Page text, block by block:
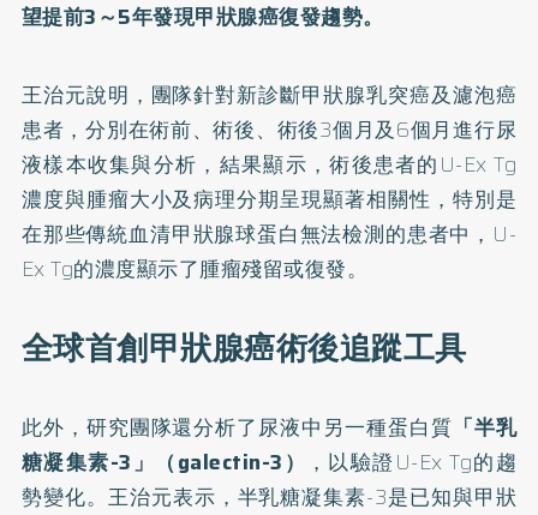
望提前3～5年發現甲狀腺癌復發趨勢。
王治元說明，團隊針對新診斷甲狀腺乳突癌及濾泡癌
患者，分別在術前、術後、術後3個月及6個月進行尿
液樣本收集與分析，結果顯示，術後患者的U-Ex Tg
濃度與腫瘤大小及病理分期呈現顯著相關性，特別是
在那些傳統血清甲狀腺球蛋白無法檢測的患者中，U-
Ex Tg的濃度顯示了腫瘤殘留或復發。
全球首創甲狀腺癌術後追蹤工具
此外，研究團隊還分析了尿液中另一種蛋白質 「半乳
糖凝集素-3」（galectin-3）
，以驗證U-Ex Tg的趨
勢變化。王治元表示，半乳糖凝集素-3是已知與甲狀